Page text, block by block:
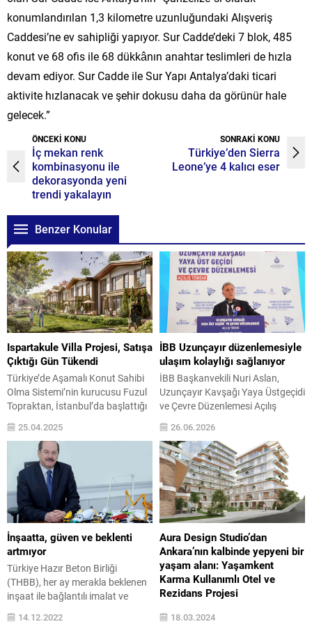
konumlandırılan 1,3 kilometre uzunluğundaki Alışveriş
Caddesi’ne ev sahipliği yapıyor. Sur Cadde’deki 7 blok, 485
konut ve 68 ofis ile 68 dükkânın anahtar teslimleri de hızla
devam ediyor. Sur Cadde ile Sur Yapı Antalya’daki ticari
aktivite hızlanacak ve şehir dokusu daha da görünür hale
gelecek.”
ÖNCEKİ KONU
İç mekan renk
kombinasyonu ile
dekorasyonda yeni
trendi yakalayın
SONRAKİ KONU
Türkiye’den Sierra
Leone’ye 4 kalıcı eser
Benzer Konular
Ispartakule Villa Projesi, Satışa
Çıktığı Gün Tükendi
Türkiye’de Aşamalı Konut Sahibi
Olma Sistemi’nin kurucusu Fuzul
Topraktan, İstanbul’da başlattığı
topraktan villa projesinin ilki olan
‘’Ispartakule Villaları’’nın
lansmanını gerçekleştirdi. 37
villaya denk gelen arsa oranının
satışa sunulduğu lansman,
yatırımcılardan yoğun ilgi gördü.
Villaların tamamının ilk günden
satıldığı açıklandı. Konut imarlı
arsalara topraktan yatırım yapma
imkânı sağlayan Fuzul Topraktan,
Türkiye’de...
25.04.2025
İBB Uzunçayır düzenlemesiyle
ulaşım kolaylığı sağlanıyor
İBB Başkanvekili Nuri Aslan,
Uzunçayır Kavşağı Yaya Üstgeçidi
ve Çevre Düzenlemesi Açılış
Töreni’nde yaptığı konuşmada,
bölgenin ulaşım açısından kritik
bir konumda olduğunu belirtti. D-
100 karayolu üzerinde Kadıköy ve
Üsküdar ilçelerinin kesişim
noktasında bulunan Uzunçayır
Kavşağı’nın, yaya ve araç
trafiğinin yoğun olduğu bir bölge
olduğunu vurgulayan Aslan,
Anadolu Yakası’nın önemli
ulaşım...
26.06.2026
İnşaatta, güven ve beklenti
artmıyor
Türkiye Hazır Beton Birliği
(THBB), her ay merakla beklenen
inşaat ile bağlantılı imalat ve
hizmet sektörlerindeki mevcut
14.12.2022
Aura Design Studio’dan
Ankara’nın kalbinde yepyeni bir
yaşam alanı: Yaşamkent
Karma Kullanımlı Otel ve
Rezidans Projesi
Mimari, iç mimari ve kentsel
18.03.2024